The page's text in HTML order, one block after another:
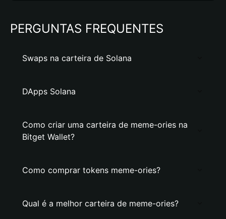
PERGUNTAS FREQUENTES
Swaps na carteira de Solana
DApps Solana
Como criar uma carteira de meme-ories na
Bitget Wallet?
Como comprar tokens meme-ories?
Qual é a melhor carteira de meme-ories?